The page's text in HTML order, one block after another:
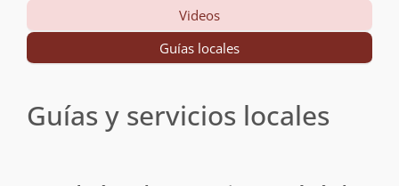
Videos
Guías locales
Guías y servicios locales